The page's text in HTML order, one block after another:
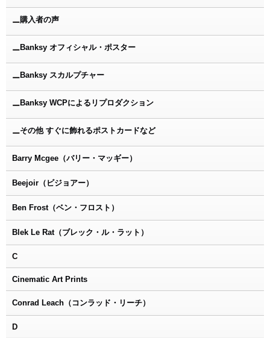
ー購入者の声
ーBanksy オフィシャル・ポスター
ーBanksy スカルプチャー
ーBanksy WCPによるリプロダクション
ーその他 すぐに飾れるポストカードなど
Barry Mcgee（バリー・マッギー）
Beejoir（ビジョアー）
Ben Frost（ベン・フロスト）
Blek Le Rat（ブレック・ル・ラット）
C
Cinematic Art Prints
Conrad Leach（コンラッド・リーチ）
D